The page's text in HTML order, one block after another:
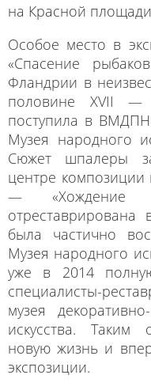
на Красной
Особое место в
«Спасение
Фландрии в
половине XVII —
поступила в
Музея народного
Сюжет шпалеры
центре композиции
— «Хождение
была частично
Музея народного
уже в 2014
специалисты-
музея
искусства.
новую жизнь и
экспозиции.